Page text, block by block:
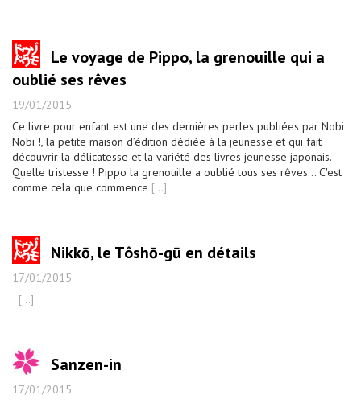
Le voyage de Pippo, la grenouille qui a
oublié ses rêves
19/01/2015
Ce livre pour enfant est une des dernières perles publiées par Nobi
Nobi !, la petite maison d’édition dédiée à la jeunesse et qui fait
découvrir la délicatesse et la variété des livres jeunesse japonais.
Quelle tristesse ! Pippo la grenouille a oublié tous ses rêves... C'est
comme cela que commence [...]
Nikkō, le Tôshō-gū en détails
17/01/2015
[...]
Sanzen-in
17/01/2015